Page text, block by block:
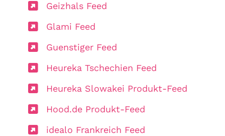
Geizhals Feed
Glami Feed
Guenstiger Feed
Heureka Tschechien Feed
Heureka Slowakei Produkt-Feed
Hood.de Produkt-Feed
idealo Frankreich Feed